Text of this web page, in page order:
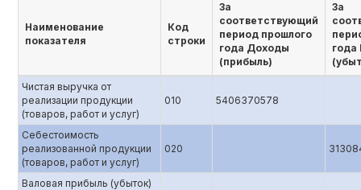
Наименование
показателя
Код
строки
За
соответствующий
период прошлого
года Доходы
(прибыль)
За
года
Чистая выручка от
реализации продукции
(товаров, работ и услуг)
010 5406370578
Себестоимость
реализованной продукции
(товаров, работ и услуг)
020
Валовая прибыль (убыток)